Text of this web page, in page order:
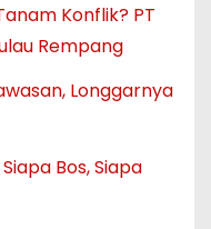
Konflik? PT
Rempang
Longgarnya
Bos, Siapa